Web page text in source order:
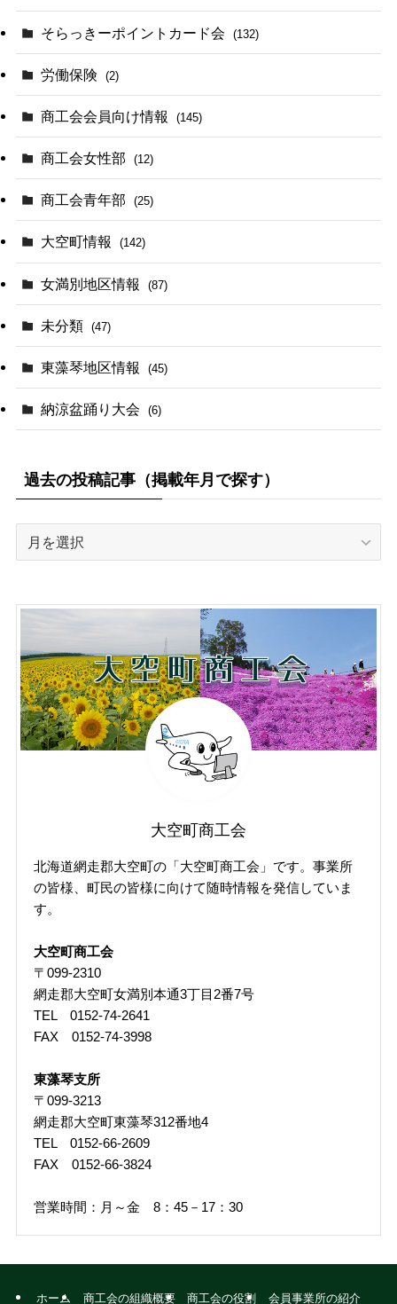
そらっきーポイントカード会 (132)
労働保険 (2)
商工会会員向け情報 (145)
商工会女性部 (12)
商工会青年部 (25)
大空町情報 (142)
女満別地区情報 (87)
未分類 (47)
東藻琴地区情報 (45)
納涼盆踊り大会 (6)
過去の投稿記事（掲載年月で探す）
事
（掲
載
年
月
大空町商工会
北海道網走郡大空町の「大空町商工会」です。事業所
の皆様、町民の皆様に向けて随時情報を発信していま
す。
大空町商工会
〒099-2310
網走郡大空町女満別本通3丁目2番7号
TEL 0152-74-2641
FAX 0152-74-3998
東藻琴支所
〒099-3213
網走郡大空町東藻琴312番地4
TEL 0152-66-2609
FAX 0152-66-3824
営業時間：月～金 8：45－17：30
ホーム 商工会の組織概要 商工会の役割 会員事業所の紹介